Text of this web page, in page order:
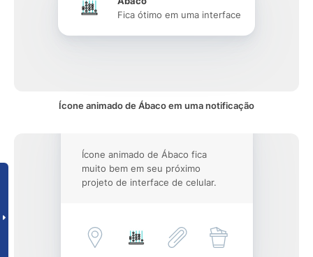
Fica ótimo em uma interface
Ícone animado de Ábaco em uma notificação
Ícone animado de Ábaco fica
muito bem em seu próximo
projeto de interface de celular.